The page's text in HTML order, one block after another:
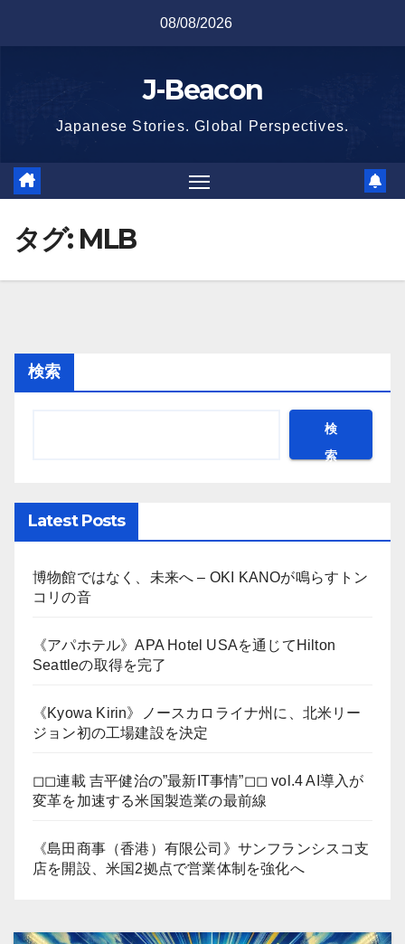
08/08/2026
J-Beacon
Japanese Stories. Global Perspectives.
タグ: MLB
検索
検
索
Latest Posts
博物館ではなく、未来へ – OKI KANOが鳴らすトン
コリの音
《アパホテル》APA Hotel USAを通じてHilton
Seattleの取得を完了
《Kyowa Kirin》ノースカロライナ州に、北米リー
ジョン初の工場建設を決定
◻︎◻︎連載 吉平健治の”最新IT事情”◻︎◻︎ vol.4 AI導入が
変革を加速する米国製造業の最前線
《島田商事（香港）有限公司》サンフランシスコ支
店を開設、米国2拠点で営業体制を強化へ